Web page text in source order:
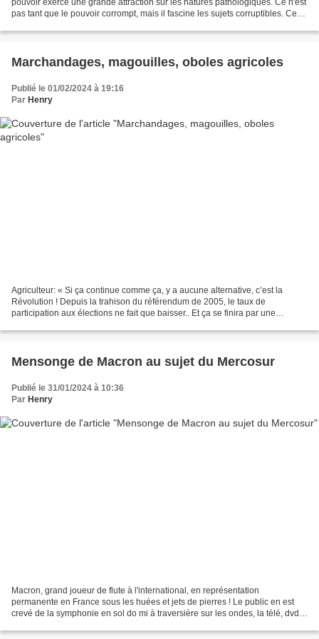
pas tant que le pouvoir corrompt, mais il fascine les sujets corruptibles. Ces
Marchandages, magouilles, oboles agricoles
Publié le 01/02/2024 à 19:16
Par Henry
Agriculteur: « Si ça continue comme ça, y a aucune alternative, c’est la
Révolution ! Depuis la trahison du référendum de 2005, le taux de
participation aux élections ne fait que baisser.. Et ça se finira par une
Mensonge de Macron au sujet du Mercosur
Publié le 31/01/2024 à 10:36
Par Henry
Macron, grand joueur de flute à l'international, en représentation
permanente en France sous les huées et jets de pierres ! Le public en est
crevé de la symphonie en sol do mi à traversière sur les ondes, la télé, dvd,